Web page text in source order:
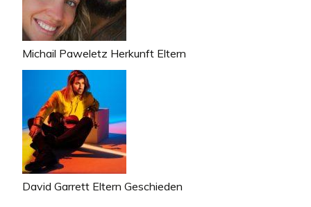
Michail Paweletz Herkunft Eltern
David Garrett Eltern Geschieden